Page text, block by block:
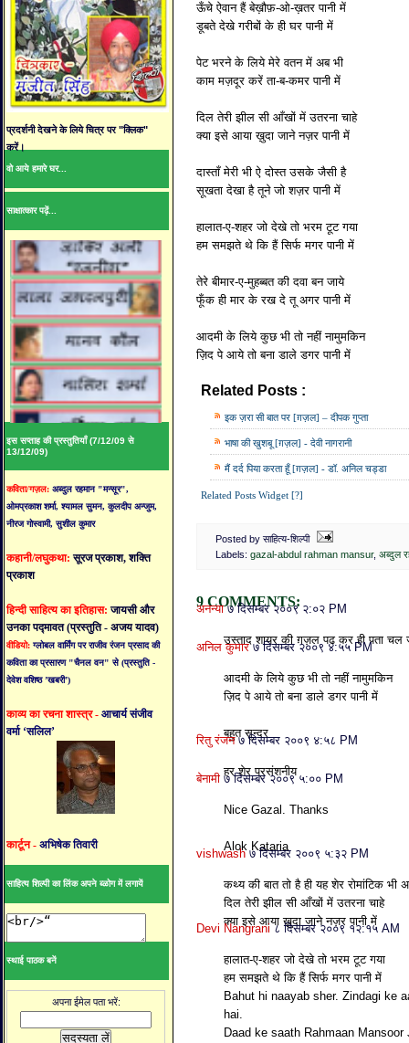
प्रदर्शनी देखने के लिये चित्र पर "क्लिक"
करें।
वो आये हमारे घर...
साक्षात्कार पढ़ें...
इस सप्ताह की प्रस्तुतियाँ (7/12/09 से
13/12/09)
कविता/गज़ल: अब्दुल रहमान "मन्सूर",
ओमप्रकाश शर्मा, श्यामल सुमन, कुलदीप अन्जुम,
नीरज गोस्वामी, सुशील कुमार
कहानी/लघुकथा:सूरज प्रकाश, शक्ति
प्रकाश
हिन्दी साहित्य का इतिहास:जायसी और
उनका पद्मावत (प्रस्तुति - अजय यादव)
वीडियो: ग्लोबल वार्मिंग पर राजीव रंजन प्रसाद की
कविता का प्रसारण "चैनल वन" से (प्रस्तुति -
देवेश वशिष्ठ ’खबरी’)
काव्य का रचना शास्त्र - आचार्य संजीव
वर्मा ‘सलिल’
कार्टून - अभिषेक तिवारी
साहित्य शिल्पी का लिंक अपने ब्ळोग में लगायें
स्थाई पाठक बनें
अपना ईमेल पता भरें:
ऊँचे ऐवान हैं बेख़ौफ़-ओ-ख़तर पानी में
डूबते देखे गरीबों के ही घर पानी में
पेट भरने के लिये मेरे वतन में अब भी
काम मज़दूर करें ता-ब-कमर पानी में
दिल तेरी झील सी आँखों में उतरना चाहे
क्या इसे आया ख़ुदा जाने नज़र पानी में
दास्ताँ मेरी भी ऐ दोस्त उसके जैसी है
सूखता देखा है तूने जो शज़र पानी में
हालात-ए-शहर जो देखे तो भरम टूट गया
हम समझते थे कि हैं सिर्फ मगर पानी में
तेरे बीमार-ए-मुहब्बत की दवा बन जाये
फूँक ही मार के रख दे तू अगर पानी में
आदमी के लिये कुछ भी तो नहीं नामुमकिन
ज़िद पे आये तो बना डाले डगर पानी में
Related Posts :
इक ज़रा सी बात पर [ग़ज़ल] – दीपक गुप्ता
भाषा की खुशबू [ग़ज़ल] - देवी नागरानी
मैं दर्द पिया करता हूँ [ग़ज़ल] - डॉ. अनिल चड्डा
Related Posts Widget [?]
Posted by साहित्य-शिल्पी
Labels: gazal-abdul rahman mansur, अब्दुल
9 COMMENTS:
अनन्या ७ दिसम्बर २००९ २:०२ PM
उस्ताद शायर की ग़ज़ल पढ कर ही पता चल
अनिल कुमार ७ दिसम्बर २००९ ४:५५ PM
आदमी के लिये कुछ भी तो नहीं नामुमकिन
ज़िद पे आये तो बना डाले डगर पानी में
बहुत सुन्दर
रितु रंजन ७ दिसम्बर २००९ ४:५८ PM
हर शेर प्रसंशनीय
बेनामी ७ दिसम्बर २००९ ५:०० PM
Nice Gazal. Thanks
Alok Kataria
vishwash ७ दिसम्बर २००९ ५:३२ PM
कथ्य की बात तो है ही यह शेर रोमांटिक भी
दिल तेरी झील सी आँखों में उतरना चाहे
क्या इसे आया ख़ुदा जाने नज़र पानी में
Devi Nangrani ८ दिसम्बर २००९ १२:१५ AM
हालात-ए-शहर जो देखे तो भरम टूट गया
हम समझते थे कि हैं सिर्फ मगर पानी में
Bahut hi naayab sher. Zindagi ke
hai.
Daad ke saath Rahmaan